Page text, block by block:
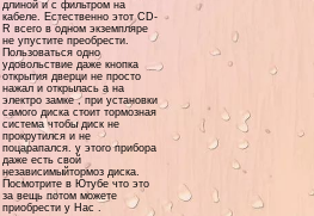
длиной и с фильтром на
кабеле. Естественно этот CD-
R всего в одном экземпляре
не упустите преобрести.
Пользоваться одно
удовольствие даже кнопка
открытия дверци не просто
нажал и открылась а на
электро замке , при установки
самого диска стоит тормозная
система чтобы диск не
прокрутился и не
поцарапался. у этого прибора
даже есть свой
независимыйтормоз диска.
Посмотрите в Ютубе что это
за вещь потом можете
приобрести у Нас .